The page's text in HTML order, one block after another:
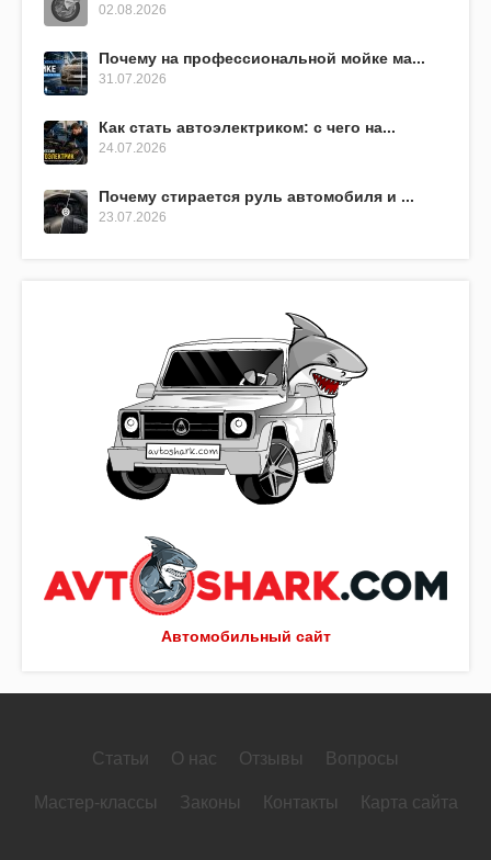
Автомобильный сайт
02.08.2026
Почему на профессиональной мойке ма...
31.07.2026
Как стать автоэлектриком: с чего на...
24.07.2026
Почему стирается руль автомобиля и ...
23.07.2026
Статьи О нас Отзывы Вопросы
Мастер-классы Законы Контакты Карта сайта